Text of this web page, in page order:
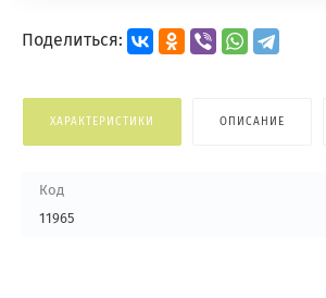
Поделиться:
ХАРАКТЕРИСТИКИ ОПИСАНИЕ
Код
11965